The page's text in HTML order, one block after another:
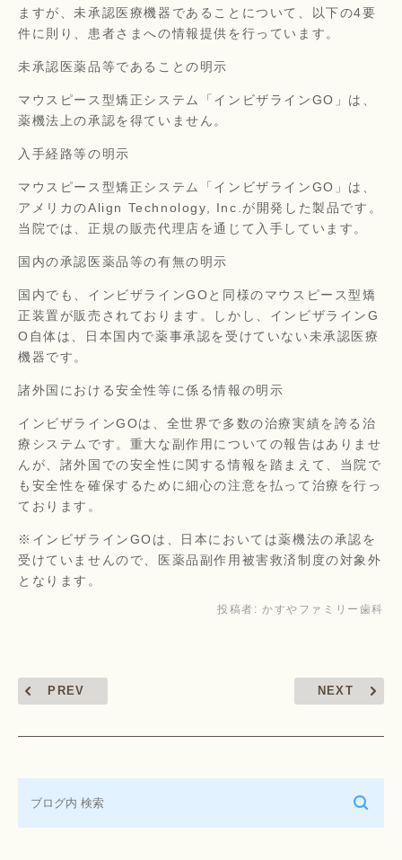
ますが、未承認医療機器であることについて、以下の4要
件に則り、患者さまへの情報提供を行っています。
未承認医薬品等であることの明示
マウスピース型矯正システム「インビザラインGO」は、
薬機法上の承認を得ていません。
入手経路等の明示
マウスピース型矯正システム「インビザラインGO」は、
アメリカのAlign Technology, Inc.が開発した製品です。
当院では、正規の販売代理店を通じて入手しています。
国内の承認医薬品等の有無の明示
国内でも、インビザラインGOと同様のマウスピース型矯
正装置が販売されております。しかし、インビザラインG
O自体は、日本国内で薬事承認を受けていない未承認医療
機器です。
諸外国における安全性等に係る情報の明示
インビザラインGOは、全世界で多数の治療実績を誇る治
療システムです。重大な副作用についての報告はありませ
んが、諸外国での安全性に関する情報を踏まえて、当院で
も安全性を確保するために細心の注意を払って治療を行っ
ております。
※インビザラインGOは、日本においては薬機法の承認を
受けていませんので、医薬品副作用被害救済制度の対象外
となります。
投稿者: かすやファミリー歯科
PREV NEXT